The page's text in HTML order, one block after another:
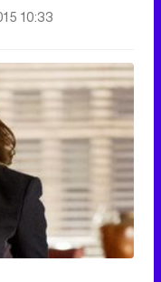
10:33